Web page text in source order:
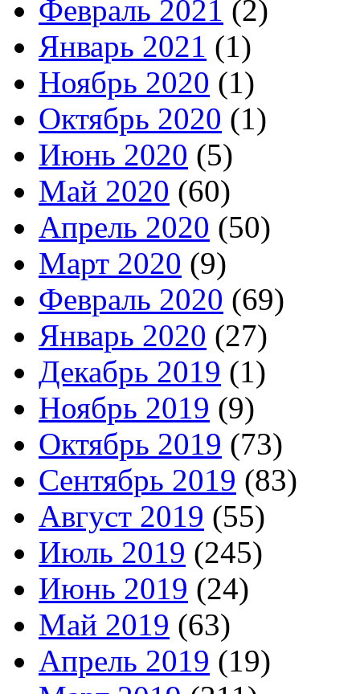
Февраль 2021 (2)
Январь 2021 (1)
Ноябрь 2020 (1)
Октябрь 2020 (1)
Июнь 2020 (5)
Май 2020 (60)
Апрель 2020 (50)
Март 2020 (9)
Февраль 2020 (69)
Январь 2020 (27)
Декабрь 2019 (1)
Ноябрь 2019 (9)
Октябрь 2019 (73)
Сентябрь 2019 (83)
Август 2019 (55)
Июль 2019 (245)
Июнь 2019 (24)
Май 2019 (63)
Апрель 2019 (19)